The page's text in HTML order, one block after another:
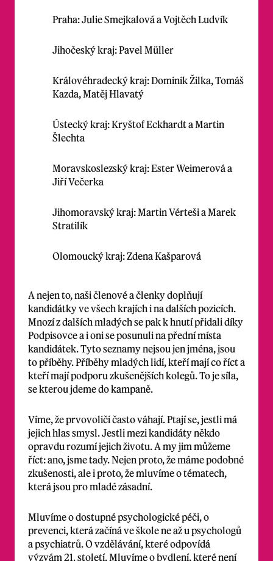
Praha: Julie Smejkalová a Vojtěch Ludvík
Jihočeský kraj: Pavel Müller
Královéhradecký kraj: Dominik Žilka, Tomáš
Kazda, Matěj Hlavatý
Ústecký kraj: Kryštof Eckhardt a Martin
Šlechta
Moravskoslezský kraj: Ester Weimerová a
Jiří Večerka
Jihomoravský kraj: Martin Vérteši a Marek
Stratilík
Olomoucký kraj: Zdena Kašparová
A nejen to, naši členové a členky doplňují
kandidátky ve všech krajích i na dalších pozicích.
Mnozí z dalších mladých se pak k hnutí přidali díky
Podpisovce a i oni se posunuli na přední místa
kandidátek. Tyto seznamy nejsou jen jména, jsou
to příběhy. Příběhy mladých lidí, kteří mají co říct a
kteří mají podporu zkušenějších kolegů. To je síla,
se kterou jdeme do kampaně.
Víme, že prvovoliči často váhají. Ptají se, jestli má
jejich hlas smysl. Jestli mezi kandidáty někdo
opravdu rozumí jejich životu. A my jim můžeme
říct: ano, jsme tady. Nejen proto, že máme podobné
zkušenosti, ale i proto, že mluvíme o tématech,
která jsou pro mladé zásadní.
Mluvíme o dostupné psychologické péči, o
prevenci, která začíná ve škole ne až u psychologů
a psychiatrů. O vzdělávání, které odpovídá
výzvám 21. století. Mluvíme o bydlení, které není